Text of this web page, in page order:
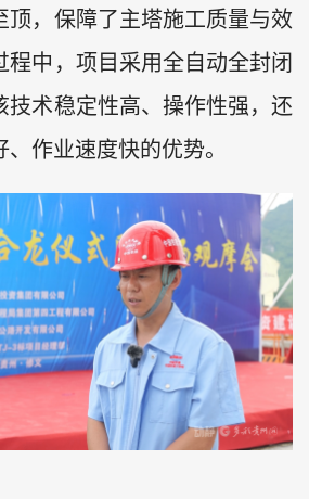
顶，保障了主塔施工质量与效
程中，项目采用全自动全封闭
技术稳定性高、操作性强，还
作业速度快的优势。